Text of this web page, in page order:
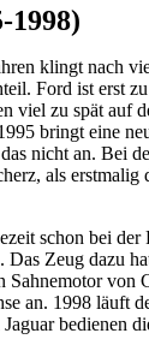
1998)
klingt nach
Ford ist erst
viel zu spät auf
bringt eine
nicht an. Bei
als
schon bei
Zeug dazu
Sahnemotor
an. 1998 läuft
bedienen